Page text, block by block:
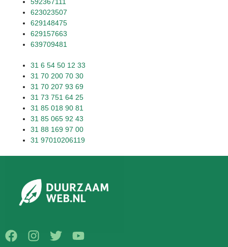
623023507
629148475
629157663
639709481
31 6 54 50 12 33
31 70 200 70 30
31 70 207 93 69
31 73 751 64 25
31 85 018 90 81
31 85 065 92 43
31 88 169 97 00
31 97010206119